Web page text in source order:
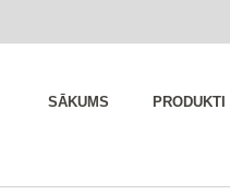
SĀKUMS PRODUKTI